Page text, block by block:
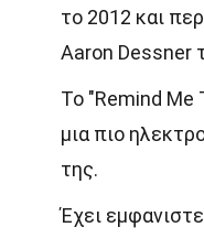
το 2012 και
Aaron Dessner
Το "Remind Me
μια πιο
της.
Έχει